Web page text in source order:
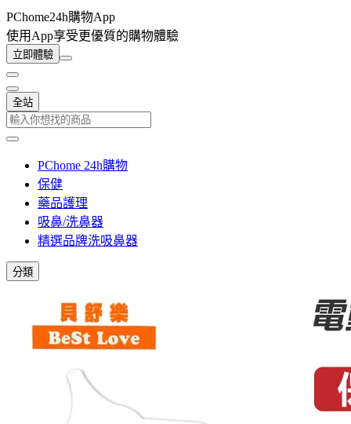
PChome24h購物App
使用App享受更優質的購物體驗
立即體驗
全站
PChome 24h購物
保健
藥品護理
吸鼻/洗鼻器
精選品牌洗吸鼻器
分類